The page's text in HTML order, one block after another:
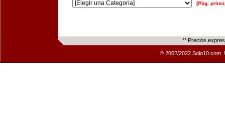
[Pág.
** Precios
© 2002/2022 Solo10.com